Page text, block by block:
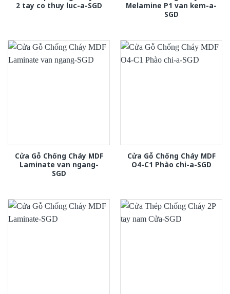
2 tay co thuy luc-a-SGD
Melamine P1 van kem-a-
SGD
Cửa Gỗ Chống Cháy MDF
Laminate van ngang-
SGD
Cửa Gỗ Chống Cháy MDF
O4-C1 Phào chi-a-SGD